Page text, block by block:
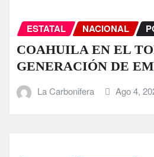
ESTATAL NACIONAL
COAHUILA EN EL
GENERACIÓN DE
La Carbonifera Ago 4,